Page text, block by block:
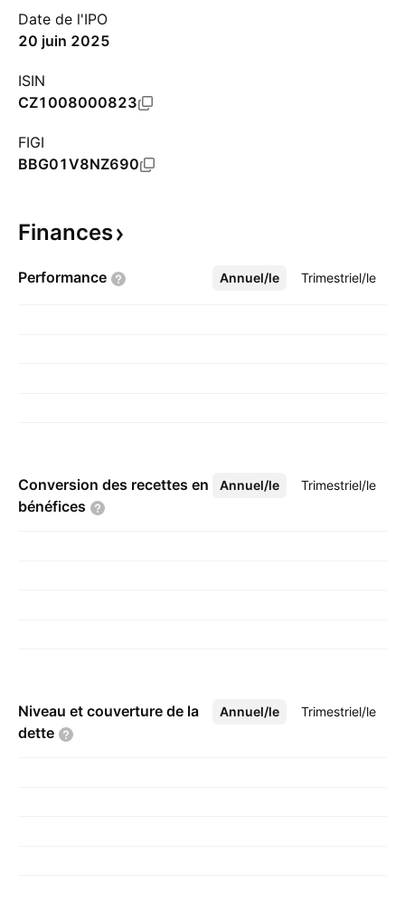
Date de l'IPO
20 juin 2025
ISIN
CZ1008000823
FIGI
BBG01V8NZ690
Finances
Performance Annuel/le Trimestriel/le
Plus
Conversion des recettes en
bénéfices
Annuel/le Trimestriel/le
Plus
Niveau et couverture de la
dette
Annuel/le Trimestriel/le
Plus